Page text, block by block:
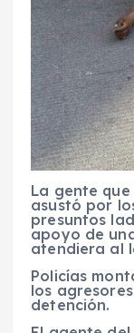
La gente
asustó por
presuntos
apoyo de
atendiera al
Policías
los
detención.